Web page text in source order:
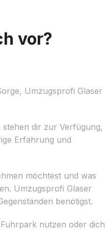
vor?
Umzugsprofi Glaser
dir zur Verfügung,
Erfahrung und
möchtest und was
Umzugsprofi Glaser
benötigst.
nutzen oder dich